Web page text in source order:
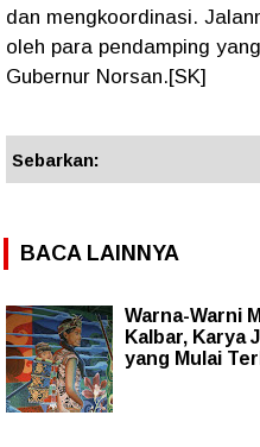
dan mengkoordinasi.
oleh para pendamping
Gubernur Norsan.[SK]
Sebarkan:
BACA LAINNYA
Warna-Warni
Kalbar, Karya
yang Mulai